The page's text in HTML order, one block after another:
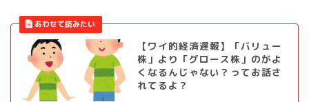
【ワイ的経済遅報】「バリュー
株」より「グロース株」のがよ
くなるんじゃない？ってお話さ
れてるよ？